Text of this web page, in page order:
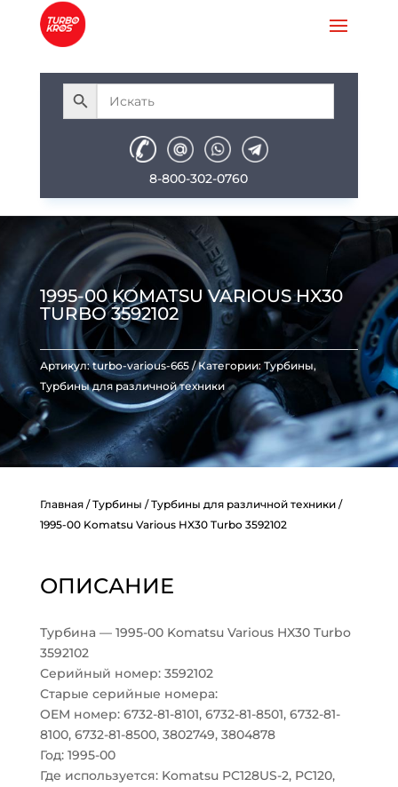
8-800-302-0760
1995-00 KOMATSU VARIOUS HX30
TURBO 3592102
Артикул:turbo-various-665 Категории:Турбины,
Турбины для различной техники
Главная/Турбины /Турбины для различной техники/
1995-00 Komatsu Various HX30 Turbo 3592102
ОПИСАНИЕ
Турбина — 1995-00 Komatsu Various HX30 Turbo
3592102
Серийный номер: 3592102
Старые серийные номера:
OEM номер: 6732-81-8101, 6732-81-8501, 6732-81-
8100, 6732-81-8500, 3802749, 3804878
Год: 1995-00
Где используется: Komatsu PC128US-2, PC120,